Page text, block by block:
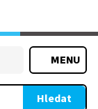
MENU
Hledat